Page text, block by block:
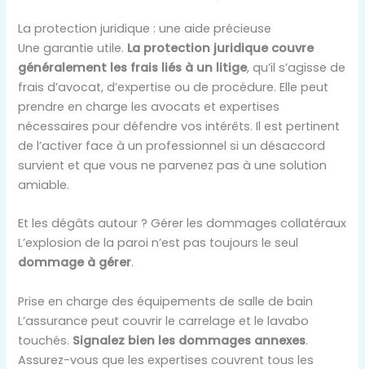
La protection juridique : une aide précieuse
Une garantie utile. La protection juridique couvre
généralement les frais liés à un litige, qu’il s’agisse de
frais d’avocat, d’expertise ou de procédure. Elle peut
prendre en charge les avocats et expertises
nécessaires pour défendre vos intérêts. Il est pertinent
de l’activer face à un professionnel si un désaccord
survient et que vous ne parvenez pas à une solution
amiable.
Et les dégâts autour ? Gérer les dommages collatéraux
L’explosion de la paroi n’est pas toujours le seul
dommage à gérer.
Prise en charge des équipements de salle de bain
L’assurance peut couvrir le carrelage et le lavabo
touchés. Signalez bien les dommages annexes.
Assurez-vous que les expertises couvrent tous les